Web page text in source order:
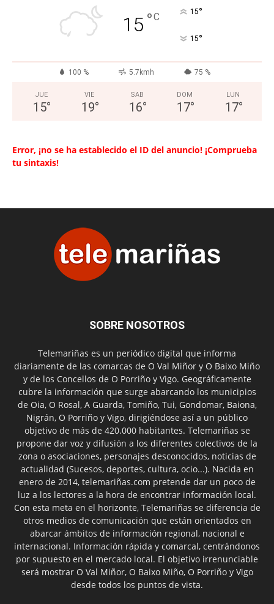
15 °C 15°
15°
100 % 5.7kmh 75 %
JUE
15°
VIE
19°
SAB
16°
DOM
17°
LUN
17°
Error, ¡no se ha establecido el ID del anuncio! ¡Comprueba
tu sintaxis!
SOBRE NOSOTROS
Telemariñas es un periódico digital que informa
diariamente de las comarcas de O Val Miñor y O Baixo Miño
y de los Concellos de O Porriño y Vigo. Geográficamente
cubre la información que surge abarcando los municipios
de Oia, O Rosal, A Guarda, Tomiño, Tui, Gondomar, Baiona,
Nigrán, O Porriño y Vigo, dirigiéndose así a un público
objetivo de más de 420.000 habitantes. Telemariñas se
propone dar voz y difusión a los diferentes colectivos de la
zona o asociaciones, personajes desconocidos, noticias de
actualidad (Sucesos, deportes, cultura, ocio...). Nacida en
enero de 2014, telemariñas.com pretende dar un poco de
luz a los lectores a la hora de encontrar información local.
Con esta meta en el horizonte, Telemariñas se diferencia de
otros medios de comunicación que están orientados en
abarcar ámbitos de información regional, nacional e
internacional. Información rápida y comarcal, centrándonos
por supuesto en el mercado local. El objetivo irrenunciable
será mostrar O Val Miñor, O Baixo Miño, O Porriño y Vigo
desde todos los puntos de vista.